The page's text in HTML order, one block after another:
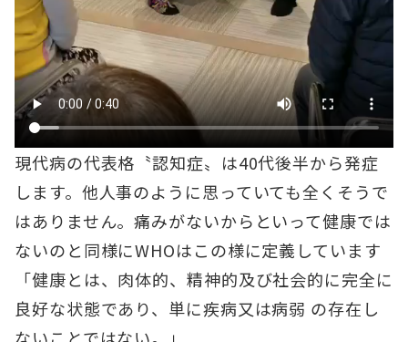
現代病の代表格〝認知症〟は40代後半から発症
します。他人事のように思っていても全くそうで
はありません。痛みがないからといって健康では
ないのと同様にWHOはこの様に定義しています
「健康とは、肉体的、精神的及び社会的に完全に
良好な状態であり、単に疾病又は病弱 の存在し
ないことではない。」